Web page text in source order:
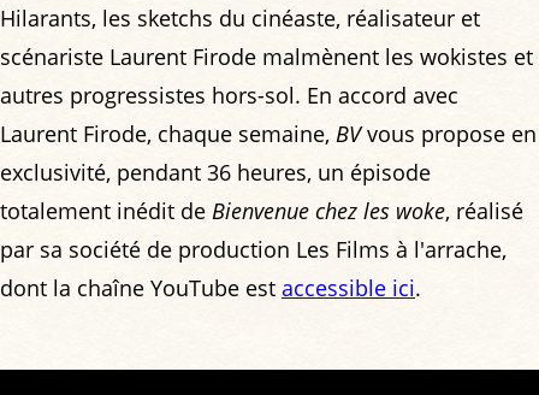
Hilarants, les sketchs du cinéaste, réalisateur et
scénariste Laurent Firode malmènent les wokistes et
autres progressistes hors-sol. En accord avec
Laurent Firode, chaque semaine, BVvous propose en
exclusivité, pendant 36 heures, un épisode
totalement inédit de Bienvenue chez les woke, réalisé
par sa société de production Les Films à l'arrache,
dont la chaîne YouTube est accessible ici.